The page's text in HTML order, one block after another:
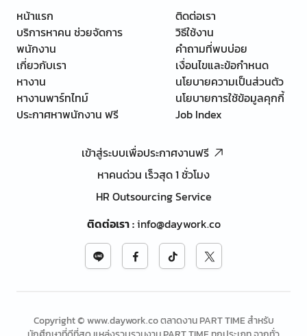
หน้าแรก
บริการหาคน ช่วยจัดการ
พนักงาน
เกี่ยวกับเรา
หางาน
หางานพาร์ทไทม์
ประกาศหาพนักงาน ฟรี
ติดต่อเรา
วิธีใช้งาน
คำถามที่พบบ่อย
เงื่อนไขและข้อกำหนด
นโยบายความเป็นส่วนตัว
นโยบายการใช้ข้อมูลคุกกี้
Job Index
เข้าสู่ระบบเพื่อประกาศงานฟรี
หาคนด่วน เร็วสุด 1 ชั่วโมง
HR Outsourcing Service
ติดต่อเรา:info@daywork.co
Copyright © www.daywork.co ตลาดงาน PART TIME สำหรับ